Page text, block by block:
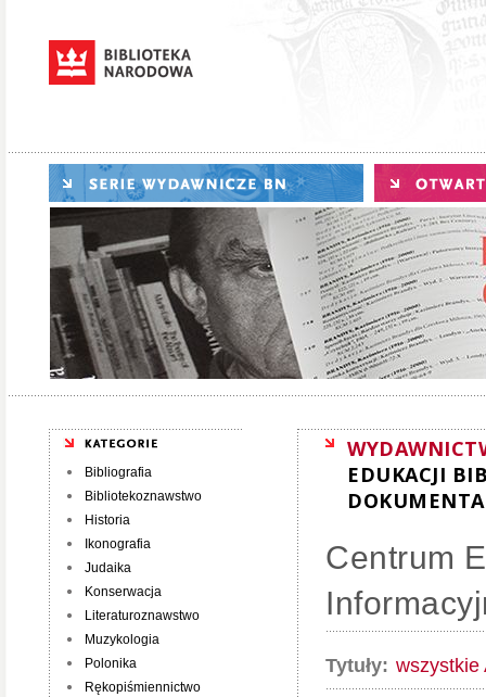
Bibliografia
Bibliotekoznawstwo
Historia
Ikonografia
Judaika
Konserwacja
Literaturoznawstwo
Muzykologia
Polonika
Rękopiśmiennictwo
EDUKACJI
Centrum
Tytuły: wszystkie